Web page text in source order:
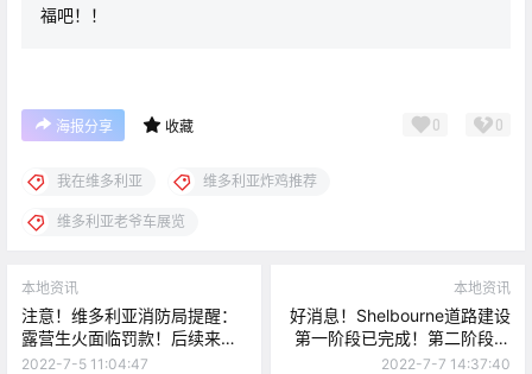
福吧！！
海报分享 收藏 0 0
我在维多利亚 维多利亚炸鸡推荐
维多利亚老爷车展览
本地资讯
注意！维多利亚消防局提醒：
露营生火面临罚款！后续来
了，警察枪击案筹募已超14
2022-7-5 11:04:47
本地资讯
好消息！Shelbourne道路建设
第一阶段已完成！第二阶段目
标：维多利亚大学自行车道改
2022-7-7 14:37:40